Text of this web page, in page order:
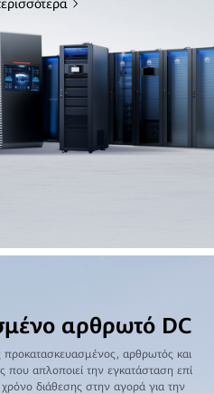
αρθρωτό DC
προκατασκευασμένος, αρθρωτός και
απλοποιεί την εγκατάσταση επί
χρόνο διάθεσης στην αγορά για την